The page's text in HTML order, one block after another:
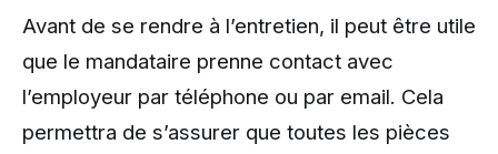
Avant de se rendre à l’entretien, il peut être utile
que le mandataire prenne contact avec
l’employeur par téléphone ou par email. Cela
permettra de s’assurer que toutes les pièces